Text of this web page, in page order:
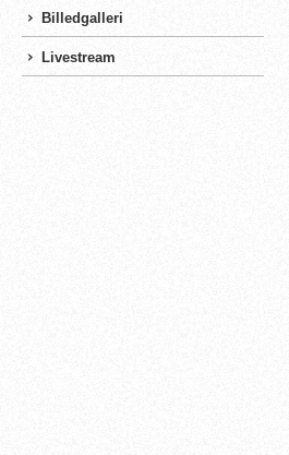
Billedgalleri
Livestream